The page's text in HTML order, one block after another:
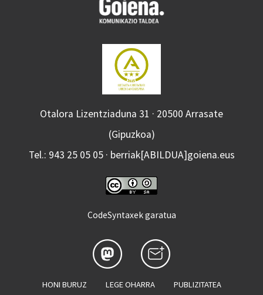
Otalora Lizentziaduna 31 · 20500 Arrasate
(Gipuzkoa)
Tel.: 943 25 05 05 · berriak[ABILDUA]goiena.eus
CodeSyntaxek garatua
HONI BURUZ LEGE OHARRA PUBLIZITATEA